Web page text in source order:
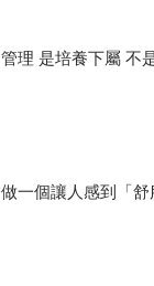
管理 是培養下屬 不
做一個讓人感到「舒